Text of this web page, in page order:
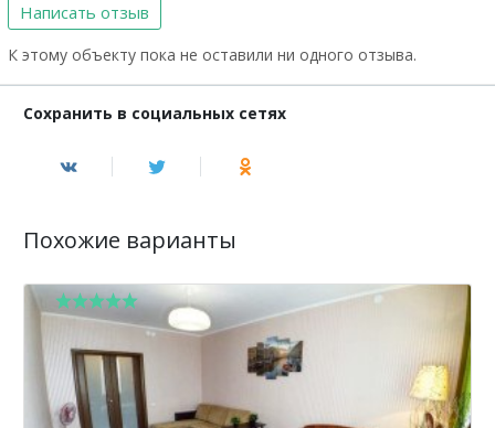
Написать отзыв
К этому объекту пока не оставили ни одного отзыва.
Сохранить в социальных сетях
Похожие варианты